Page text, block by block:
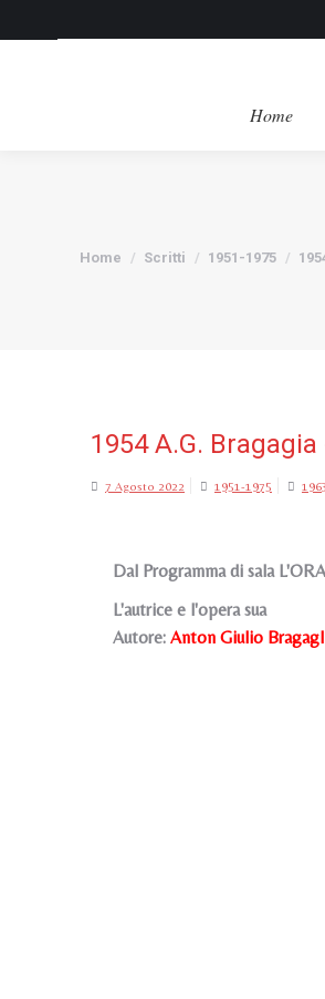
Home
Tu sei qui:
Home Scritti 1951-1975
1954 A.G.
7 Agosto 2022 1951-1975
Dal Programma di sala
L'autrice e l'opera sua
Autore: Anton Giulio